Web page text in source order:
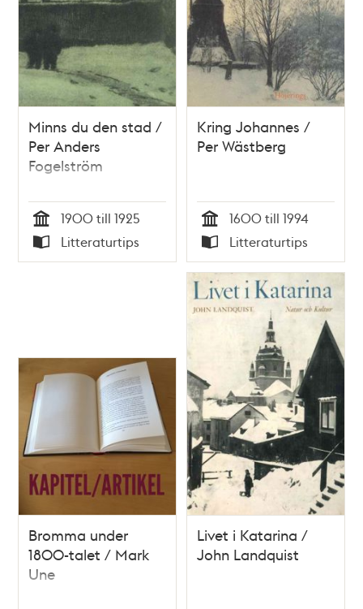
Minns du den stad /
Per Anders
Fogelström
Tid
1900 till 1925
Typ
Litteraturtips
Kring Johannes /
Per Wästberg
Tid
1600 till 1994
Typ
Litteraturtips
Bromma under
1800-talet / Mark
Une
Livet i Katarina /
John Landquist